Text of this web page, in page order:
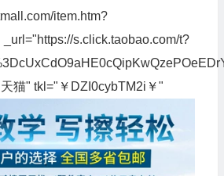
item.htm?
s.click.taobao.com/t?
天猫" tkl="￥DZI0cybTM2i￥"